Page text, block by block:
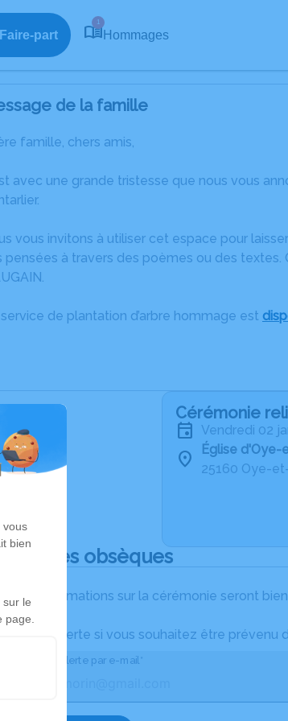
Faire-part
1
Hommages
de la famille
famille, chers amis,
avec une grande tristesse que nous vous
vous invitons à utiliser cet espace pour
pensées à travers des poèmes ou des
service de plantation d’arbre hommage est
Cérémonie
vendredi 02
Église
25160 Oye-
des obsèques
Les informations sur la cérémonie seront
une alerte si vous souhaitez être
Recevoir une alerte par e-mail*